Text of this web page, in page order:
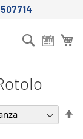
Cerca